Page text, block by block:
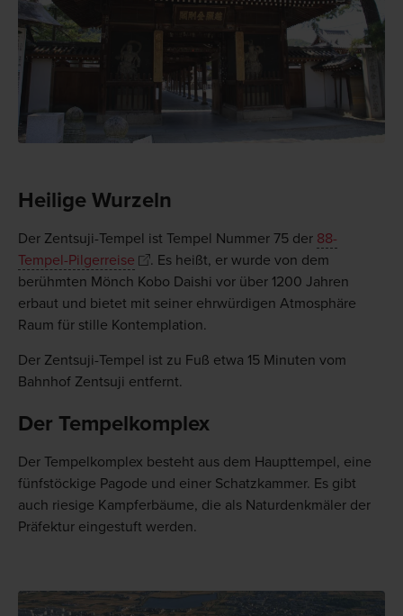
Heilige Wurzeln
Der Zentsuji-Tempel ist Tempel Nummer 75 der 88-
Tempel-Pilgerreise
. Es heißt, er wurde von dem
berühmten Mönch Kobo Daishi vor über 1200 Jahren
erbaut und bietet mit seiner ehrwürdigen Atmosphäre
Raum für stille Kontemplation.
Der Zentsuji-Tempel ist zu Fuß etwa 15 Minuten vom
Bahnhof Zentsuji entfernt.
Der Tempelkomplex
Der Tempelkomplex besteht aus dem Haupttempel, eine
fünfstöckige Pagode und einer Schatzkammer. Es gibt
auch riesige Kampferbäume, die als Naturdenkmäler der
Präfektur eingestuft werden.